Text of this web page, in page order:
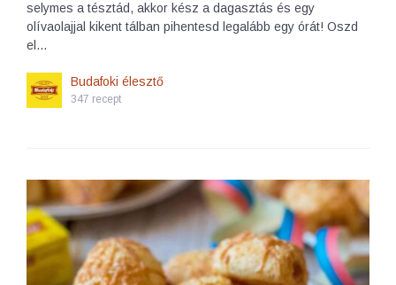
selymes a tésztád, akkor kész a dagasztás és egy
olívaolajjal kikent tálban pihentesd legalább egy órát! Oszd
el…
Budafoki élesztő
347 recept